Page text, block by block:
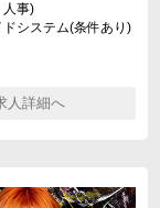
人事)
システム(条件あり)
人詳細へ